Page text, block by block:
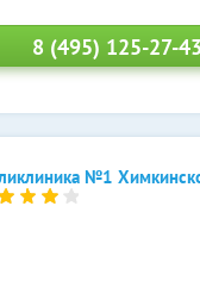
8 (495) 125-27-43
№1